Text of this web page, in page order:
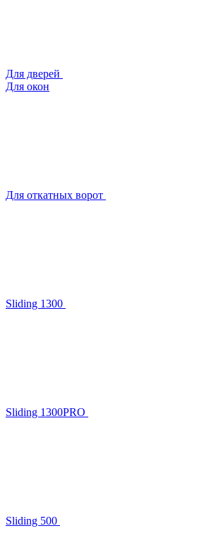
Для дверей
Для окон
Для откатных ворот
Sliding 1300
Sliding 1300PRO
Sliding 500